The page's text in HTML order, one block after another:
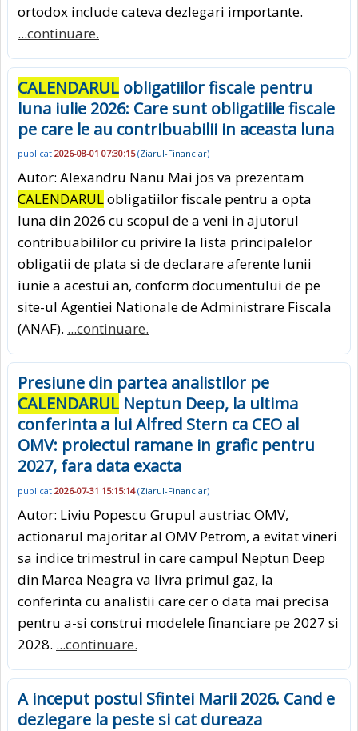
ortodox include cateva dezlegari importante.
...continuare.
CALENDARUL obligatiilor fiscale pentru
luna iulie 2026: Care sunt obligatiile fiscale
pe care le au contribuabilii in aceasta luna
publicat 2026-08-01 07:30:15(Ziarul-Financiar)
Autor: Alexandru Nanu Mai jos va prezentam
CALENDARULobligatiilor fiscale pentru a opta
luna din 2026 cu scopul de a veni in ajutorul
contribuabililor cu privire la lista principalelor
obligatii de plata si de declarare aferente lunii
iunie a acestui an, conform documentului de pe
site-ul Agentiei Nationale de Administrare Fiscala
(ANAF). ...continuare.
Presiune din partea analistilor pe
CALENDARUL Neptun Deep, la ultima
conferinta a lui Alfred Stern ca CEO al
OMV: proiectul ramane in grafic pentru
2027, fara data exacta
publicat 2026-07-31 15:15:14(Ziarul-Financiar)
Autor: Liviu Popescu Grupul austriac OMV,
actionarul majoritar al OMV Petrom, a evitat vineri
sa indice trimestrul in care campul Neptun Deep
din Marea Neagra va livra primul gaz, la
conferinta cu analistii care cer o data mai precisa
pentru a-si construi modelele financiare pe 2027 si
2028. ...continuare.
A inceput postul Sfintei Marii 2026. Cand e
dezlegare la peste si cat dureaza